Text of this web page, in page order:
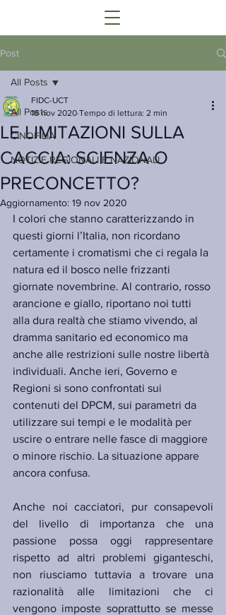
Post
All Posts
CINOFILIA
NOTIZIE REGIONALI E NAZIONALI
All Posts
LE LIMITAZIONI SULLA
CACCIA: SCIENZA O
PRECONCETTO?
FIDC-UCT
18 nov 2020 Tempo di lettura: 2 min
Aggiornamento: 19 nov 2020
I colori che stanno caratterizzando in
questi giorni l’Italia, non ricordano
certamente i cromatismi che ci regala la
natura ed il bosco nelle frizzanti
giornate novembrine. Al contrario, rosso
arancione e giallo, riportano noi tutti
alla dura realtà che stiamo vivendo, al
dramma sanitario ed economico ma
anche alle restrizioni sulle nostre libertà
individuali. Anche ieri, Governo e
Regioni si sono confrontati sui
contenuti del DPCM, sui parametri da
utilizzare sui tempi e le modalità per
uscire o entrare nelle fasce di maggiore
o minore rischio. La situazione appare
ancora confusa.
Anche noi cacciatori, pur consapevoli
del livello di importanza che una
passione possa oggi rappresentare
rispetto ad altri problemi giganteschi,
non riusciamo tuttavia a trovare una
razionalità alle limitazioni che ci
vengono imposte soprattutto se messe